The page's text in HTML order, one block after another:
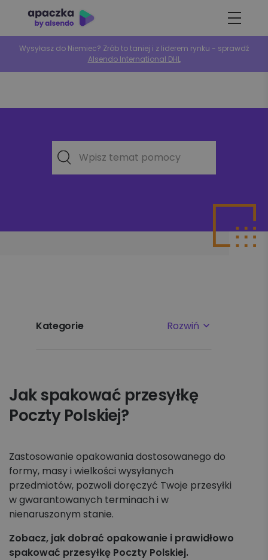
Wysyłasz do Niemiec? Zrób to taniej i z liderem rynku - sprawdź
Alsendo International DHL
Wpisz temat pomocy
Kategorie Rozwiń
Pierwsze kroki
Ustawienia
Płatności i faktury
Reklamacje
Nadawanie
Koszyk zleceń, importy, integracje
Jak spakować przesyłkę
Poczty Polskiej?
Zastosowanie opakowania dostosowanego do
formy, masy i wielkości wysyłanych
przedmiotów, pozwoli doręczyć Twoje przesyłki
w gwarantowanych terminach i w
nienaruszonym stanie.
Zobacz, jak dobrać opakowanie i prawidłowo
spakować przesyłkę Poczty Polskiej.